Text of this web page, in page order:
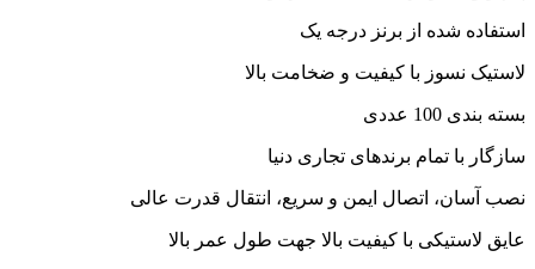
استفاده شده از برنز درجه یک
لاستیک نسوز با کیفیت و ضخامت بالا
بسته بندی 100 عددی
سازگار با تمام برندهای تجاری دنیا
نصب آسان، اتصال ایمن و سریع، انتقال قدرت عالی
عایق لاستیکی با کیفیت بالا جهت طول عمر بالا